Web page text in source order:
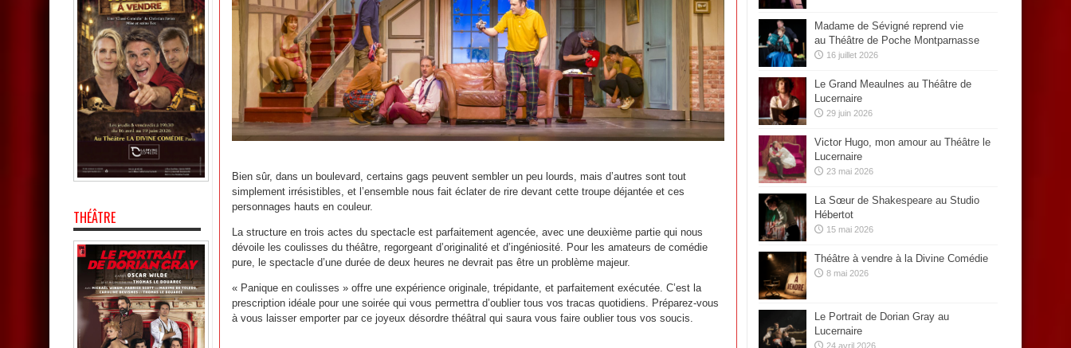
Bien sûr, dans un boulevard, certains gags peuvent sembler un peu lourds, mais d’autres sont tout
simplement irrésistibles, et l’ensemble nous fait éclater de rire devant cette troupe déjantée et ces
personnages hauts en couleur.
La structure en trois actes du spectacle est parfaitement agencée, avec une deuxième partie qui nous
dévoile les coulisses du théâtre, regorgeant d’originalité et d’ingéniosité. Pour les amateurs de comédie
pure, le spectacle d’une durée de deux heures ne devrait pas être un problème majeur.
« Panique en coulisses » offre une expérience originale, trépidante, et parfaitement exécutée. C’est la
prescription idéale pour une soirée qui vous permettra d’oublier tous vos tracas quotidiens. Préparez-vous
à vous laisser emporter par ce joyeux désordre théâtral qui saura vous faire oublier tous vos soucis.
THÉÂTRE
Madame de Sévigné reprend vie
au Théâtre de Poche Montparnasse
16 juillet 2026
Le Grand Meaulnes au Théâtre de
Lucernaire
29 juin 2026
Victor Hugo, mon amour au Théâtre le
Lucernaire
23 mai 2026
La Sœur de Shakespeare au Studio
Hébertot
15 mai 2026
Théâtre à vendre à la Divine Comédie
8 mai 2026
Le Portrait de Dorian Gray au
Lucernaire
24 avril 2026